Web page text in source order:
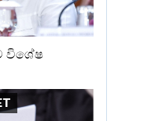
විශේෂ